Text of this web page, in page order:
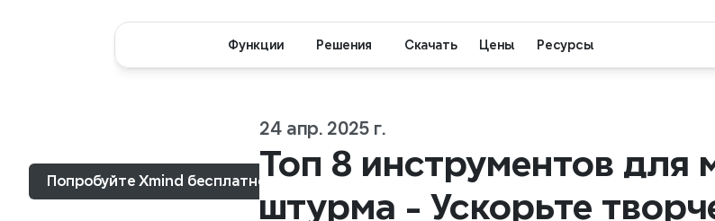
Попробуйте Xmind бесплатно
24 апр. 2025 г.
Топ 8 инструментов для
штурма - Ускорьте
Функции Решения Скачать Цены Ресурсы